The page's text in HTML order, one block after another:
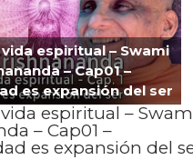
espiritual – Swami
– Cap01 –
es expansión del ser
espiritual –
– Cap01 –
es expansión del